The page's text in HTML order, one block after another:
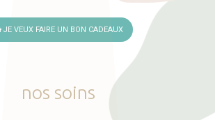
JE VEUX FAIRE UN BON CADEAUX
nos soins